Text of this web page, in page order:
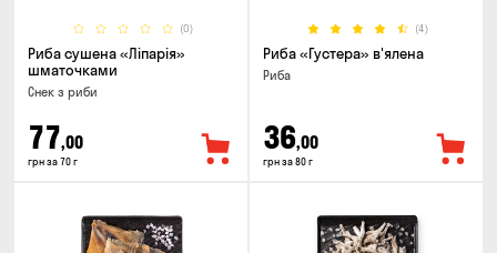
(0)
Риба сушена «Ліпарія»
шматочками
Снек з риби
77,00
грн за 70 г
(4)
Риба «Густера» в'ялена
Риба
36,00
грн за 80 г